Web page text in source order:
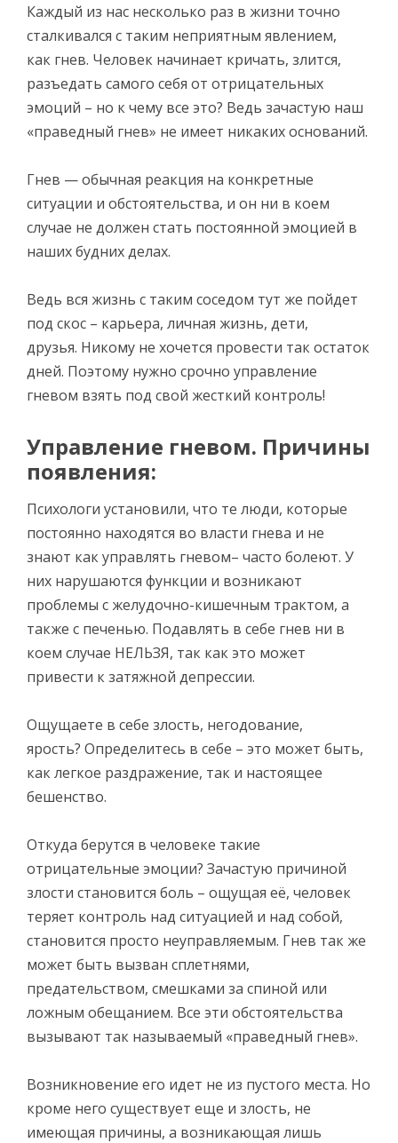
Каждый из нас несколько раз в жизни точно
сталкивался с таким неприятным явлением,
как гнев. Человек начинает кричать, злится,
разъедать самого себя от отрицательных
эмоций – но к чему все это? Ведь зачастую наш
«праведный гнев» не имеет никаких оснований.
Гнев — обычная реакция на конкретные
ситуации и обстоятельства, и он ни в коем
случае не должен стать постоянной эмоцией в
наших будних делах.
Ведь вся жизнь с таким соседом тут же пойдет
под скос – карьера, личная жизнь, дети,
друзья. Никому не хочется провести так остаток
дней. Поэтому нужно срочно управление
гневом взять под свой жесткий контроль!
Управление гневом. Причины
появления:
Психологи установили, что те люди, которые
постоянно находятся во власти гнева и не
знают как управлять гневом– часто болеют. У
них нарушаются функции и возникают
проблемы с желудочно-кишечным трактом, а
также с печенью. Подавлять в себе гнев ни в
коем случае НЕЛЬЗЯ, так как это может
привести к затяжной депрессии.
Ощущаете в себе злость, негодование,
ярость? Определитесь в себе – это может быть,
как легкое раздражение, так и настоящее
бешенство.
Откуда берутся в человеке такие
отрицательные эмоции? Зачастую причиной
злости становится боль – ощущая её, человек
теряет контроль над ситуацией и над собой,
становится просто неуправляемым. Гнев так же
может быть вызван сплетнями,
предательством, смешками за спиной или
ложным обещанием. Все эти обстоятельства
вызывают так называемый «праведный гнев».
Возникновение его идет не из пустого места. Но
кроме него существует еще и злость, не
имеющая причины, а возникающая лишь